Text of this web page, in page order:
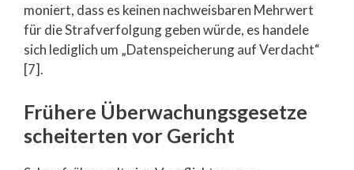
moniert, dass es keinen nachweisbaren Mehrwert
für die Strafverfolgung geben würde, es handele
sich lediglich um „Datenspeicherung auf Verdacht“
[7].
Frühere Überwachungsgesetze
scheiterten vor Gericht